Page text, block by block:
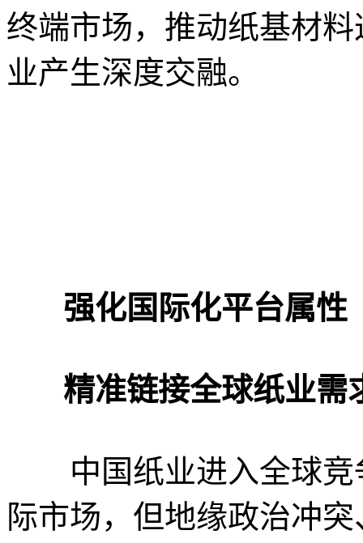
终端市场，推动纸基材
业产生深度交融。
强化国际化平台属性
精准链接全球纸业需
中国纸业进入全球竞
际市场，但地缘政治冲